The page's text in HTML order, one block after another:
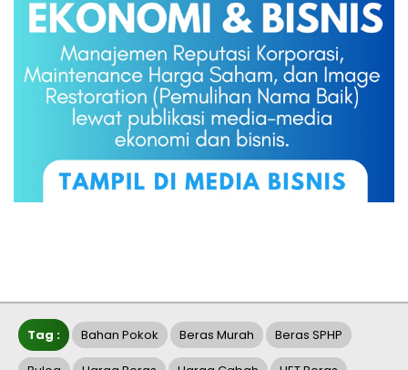
Tag : Bahan Pokok Beras Murah Beras SPHP